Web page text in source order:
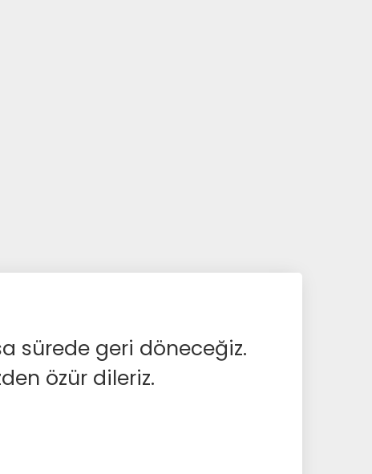
sürede geri döneceğiz.
özür dileriz.